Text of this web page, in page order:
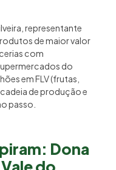
representante
de maior valor
com
do
em FLV (frutas,
de produção e
passo.
Dona